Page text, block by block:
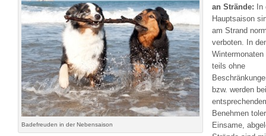
Badefreuden in der Nebensaison
an Strände: In
Hauptsaison
am Strand
verboten. In
teils ohne
bzw. werden bei
Benehmen
Einsame,